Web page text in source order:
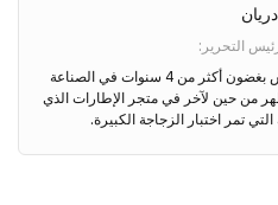
التحرير :
عادريان هو محرر. خريج في علم النفس بغضون أكثر من 4 سنوات في الصناعة
يظهر من حين لآخر في متجر الإطارات الذي
تمر اختبار الزجاجة الكبيرة.